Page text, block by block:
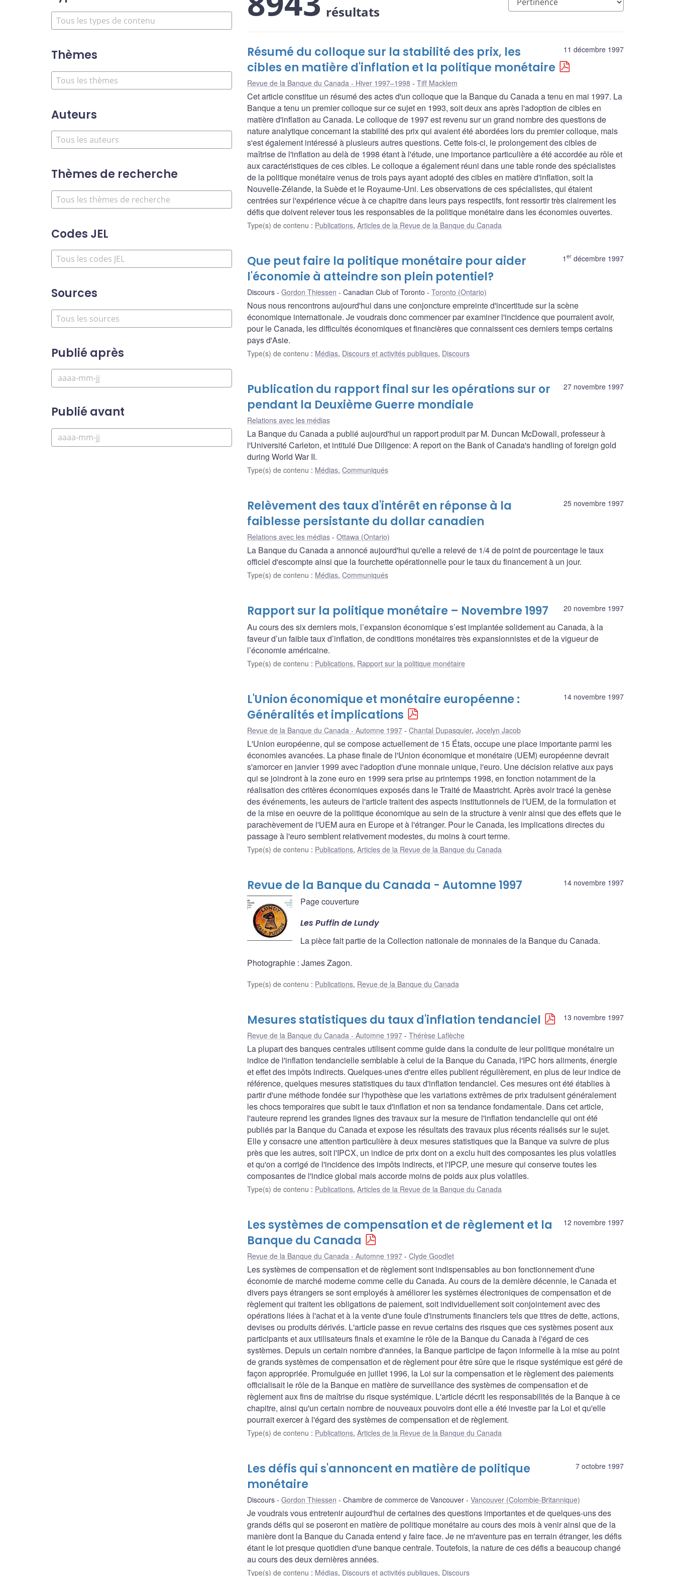
Thèmes
Auteurs
Thèmes de recherche
Codes JEL
Sources
Publié après
Publié avant
résultats
11 décembre 1997
Résumé du colloque sur la stabilité des prix, les
cibles en matière d'inflation et la politique monétaire
Revue de la Banque du Canada - Hiver 1997–1998 Tiff Macklem
Cet article constitue un résumé des actes d'un colloque que la Banque du Canada a tenu en mai 1997. La
Banque a tenu un premier colloque sur ce sujet en 1993, soit deux ans après l'adoption de cibles en
matière d'inflation au Canada. Le colloque de 1997 est revenu sur un grand nombre des questions de
nature analytique concernant la stabilité des prix qui avaient été abordées lors du premier colloque, mais
s'est également intéressé à plusieurs autres questions. Cette fois-ci, le prolongement des cibles de
maîtrise de l'inflation au delà de 1998 étant à l'étude, une importance particulière a été accordée au rôle et
aux caractéristiques de ces cibles. Le colloque a également réuni dans une table ronde des spécialistes
de la politique monétaire venus de trois pays ayant adopté des cibles en matière d'inflation, soit la
Nouvelle-Zélande, la Suède et le Royaume-Uni. Les observations de ces spécialistes, qui étaient
centrées sur l'expérience vécue à ce chapitre dans leurs pays respectifs, font ressortir très clairement les
défis que doivent relever tous les responsables de la politique monétaire dans les économies ouvertes.
Type(s) de contenu : Publications, Articles de la Revue de la Banque du Canada
1 er décembre 1997
Que peut faire la politique monétaire pour aider
l'économie à atteindre son plein potentiel?
Discours Gordon Thiessen Canadian Club of Toronto Toronto (Ontario)
Nous nous rencontrons aujourd'hui dans une conjoncture empreinte d'incertitude sur la scène
économique internationale. Je voudrais donc commencer par examiner l'incidence que pourraient avoir,
pour le Canada, les difficultés économiques et financières que connaissent ces derniers temps certains
pays d'Asie.
Type(s) de contenu : Médias, Discours et activités publiques, Discours
27 novembre 1997
Publication du rapport final sur les opérations sur or
pendant la Deuxième Guerre mondiale
Relations avec les médias
La Banque du Canada a publié aujourd'hui un rapport produit par M. Duncan McDowall, professeur à
l'Université Carleton, et intitulé Due Diligence: A report on the Bank of Canada's handling of foreign gold
during World War II.
Type(s) de contenu : Médias, Communiqués
25 novembre 1997
Relèvement des taux d'intérêt en réponse à la
faiblesse persistante du dollar canadien
Relations avec les médias Ottawa (Ontario)
La Banque du Canada a annoncé aujourd'hui qu'elle a relevé de 1/4 de point de pourcentage le taux
officiel d'escompte ainsi que la fourchette opérationnelle pour le taux du financement à un jour.
Type(s) de contenu : Médias, Communiqués
20 novembre 1997
Rapport sur la politique monétaire – Novembre 1997
Au cours des six derniers mois, l’expansion économique s’est implantée solidement au Canada, à la
faveur d’un faible taux d’inflation, de conditions monétaires très expansionnistes et de la vigueur de
l’économie américaine.
Type(s) de contenu : Publications, Rapport sur la politique monétaire
14 novembre 1997
L'Union économique et monétaire européenne :
Généralités et implications
Revue de la Banque du Canada - Automne 1997 Chantal Dupasquier, Jocelyn Jacob
L'Union européenne, qui se compose actuellement de 15 États, occupe une place importante parmi les
économies avancées. La phase finale de l'Union économique et monétaire (UEM) européenne devrait
s'amorcer en janvier 1999 avec l'adoption d'une monnaie unique, l'euro. Une décision relative aux pays
qui se joindront à la zone euro en 1999 sera prise au printemps 1998, en fonction notamment de la
réalisation des critères économiques exposés dans le Traité de Maastricht. Après avoir tracé la genèse
des événements, les auteurs de l'article traitent des aspects institutionnels de l'UEM, de la formulation et
de la mise en oeuvre de la politique économique au sein de la structure à venir ainsi que des effets que le
parachèvement de l'UEM aura en Europe et à l'étranger. Pour le Canada, les implications directes du
passage à l'euro semblent relativement modestes, du moins à court terme.
Type(s) de contenu : Publications, Articles de la Revue de la Banque du Canada
14 novembre 1997
Revue de la Banque du Canada - Automne 1997
Page couverture
Les Puffin de Lundy
La pièce fait partie de la Collection nationale de monnaies de la Banque du Canada.
Photographie : James Zagon.
Type(s) de contenu : Publications, Revue de la Banque du Canada
13 novembre 1997
Mesures statistiques du taux d'inflation tendanciel
Revue de la Banque du Canada - Automne 1997 Thérèse Laflèche
La plupart des banques centrales utilisent comme guide dans la conduite de leur politique monétaire un
indice de l'inflation tendancielle semblable à celui de la Banque du Canada, l'IPC hors aliments, énergie
et effet des impôts indirects. Quelques-unes d'entre elles publient régulièrement, en plus de leur indice de
référence, quelques mesures statistiques du taux d'inflation tendanciel. Ces mesures ont été établies à
partir d'une méthode fondée sur l'hypothèse que les variations extrêmes de prix traduisent généralement
les chocs temporaires que subit le taux d'inflation et non sa tendance fondamentale. Dans cet article,
l'auteure reprend les grandes lignes des travaux sur la mesure de l'inflation tendancielle qui ont été
publiés par la Banque du Canada et expose les résultats des travaux plus récents réalisés sur le sujet.
Elle y consacre une attention particulière à deux mesures statistiques que la Banque va suivre de plus
près que les autres, soit l'IPCX, un indice de prix dont on a exclu huit des composantes les plus volatiles
et qu'on a corrigé de l'incidence des impôts indirects, et l'IPCP, une mesure qui conserve toutes les
composantes de l'indice global mais accorde moins de poids aux plus volatiles.
Type(s) de contenu : Publications, Articles de la Revue de la Banque du Canada
12 novembre 1997
Les systèmes de compensation et de règlement et la
Banque du Canada
Revue de la Banque du Canada - Automne 1997 Clyde Goodlet
Les systèmes de compensation et de règlement sont indispensables au bon fonctionnement d'une
économie de marché moderne comme celle du Canada. Au cours de la dernière décennie, le Canada et
divers pays étrangers se sont employés à améliorer les systèmes électroniques de compensation et de
règlement qui traitent les obligations de paiement, soit individuellement soit conjointement avec des
opérations liées à l'achat et à la vente d'une foule d'instruments financiers tels que titres de dette, actions,
devises ou produits dérivés. L'article passe en revue certains des risques que ces systèmes posent aux
participants et aux utilisateurs finals et examine le rôle de la Banque du Canada à l'égard de ces
systèmes. Depuis un certain nombre d'années, la Banque participe de façon informelle à la mise au point
de grands systèmes de compensation et de règlement pour être sûre que le risque systémique est géré de
façon appropriée. Promulguée en juillet 1996, la Loi sur la compensation et le règlement des paiements
officialisait le rôle de la Banque en matière de surveillance des systèmes de compensation et de
règlement aux fins de maîtrise du risque systémique. L'article décrit les responsabilités de la Banque à ce
chapitre, ainsi qu'un certain nombre de nouveaux pouvoirs dont elle a été investie par la Loi et qu'elle
pourrait exercer à l'égard des systèmes de compensation et de règlement.
Type(s) de contenu : Publications, Articles de la Revue de la Banque du Canada
7 octobre 1997
Les défis qui s'annoncent en matière de politique
monétaire
Discours Gordon Thiessen Chambre de commerce de Vancouver Vancouver (Colombie-Britannique)
Je voudrais vous entretenir aujourd'hui de certaines des questions importantes et de quelques-uns des
grands défis qui se poseront en matière de politique monétaire au cours des mois à venir ainsi que de la
manière dont la Banque du Canada entend y faire face. Je ne m'aventure pas en terrain étranger, les défis
étant le lot presque quotidien d'une banque centrale. Toutefois, la nature de ces défis a beaucoup changé
au cours des deux dernières années.
Type(s) de contenu : Médias, Discours et activités publiques, Discours